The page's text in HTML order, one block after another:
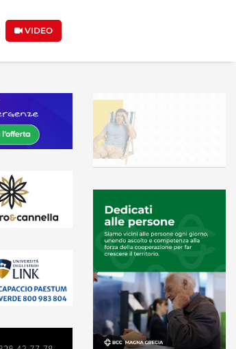
VIDEO